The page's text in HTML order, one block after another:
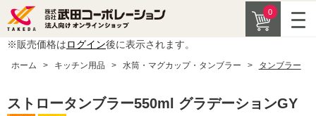
0
※販売価格はログイン後に表示されます。
ホーム > キッチン用品 > 水筒・マグカップ・タンブラー > タンブラー
ストロータンブラー550ml グラデーションGY